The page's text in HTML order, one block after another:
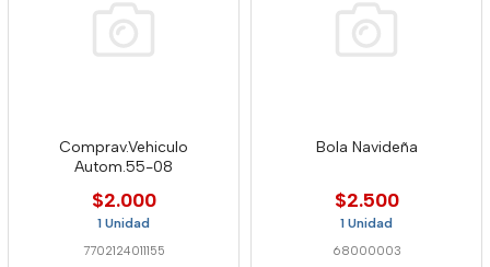
Comprav.Vehiculo
Autom.55-08
$2.000
1 Unidad
7702124011155
Bola Navideña
$2.500
1 Unidad
68000003